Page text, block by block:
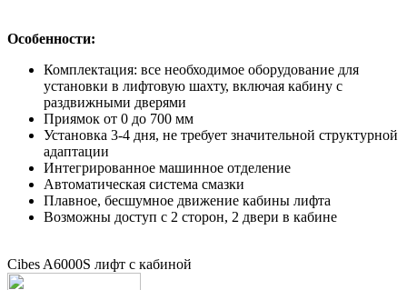
Особенности:
Комплектация: все необходимое оборудование для
установки в лифтовую шахту, включая кабину с
раздвижными дверями
Приямок от 0 до 700 мм
Установка 3-4 дня, не требует значительной структурной
адаптации
Интегрированное машинное отделение
Автоматическая система смазки
Плавное, бесшумное движение кабины лифта
Возможны доступ с 2 сторон, 2 двери в кабине
Cibes A6000S лифт с кабиной